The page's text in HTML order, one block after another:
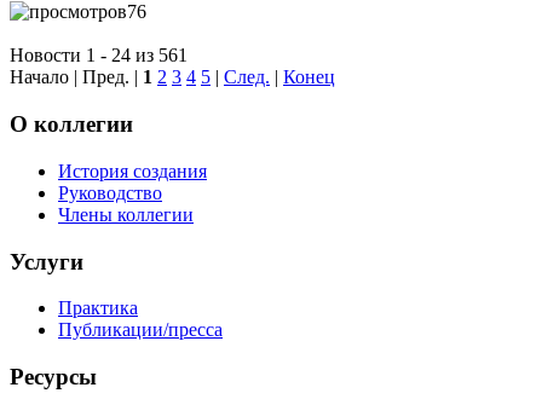
76
Новости 1 - 24 из 561
Начало | Пред. | 1 2 3 4 5 | След. | Конец
О коллегии
История создания
Руководство
Члены коллегии
Услуги
Практика
Публикации/пресса
Ресурсы